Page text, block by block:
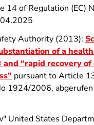
14 of Regulation (EC)
Authority (2013):
of a
“rapid recovery
pursuant to Article
1924/2006, abgerufen
United States